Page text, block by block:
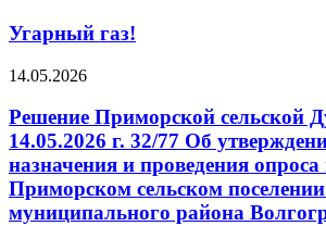
Угарный газ!
14.05.2026
Решение Приморской сельской
14.05.2026 г. 32/77 Об
назначения и проведения
Приморском сельском
муниципального района